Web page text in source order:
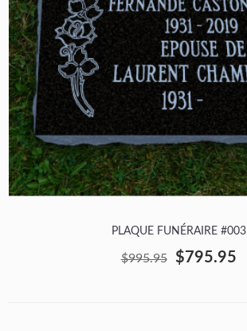
PLAQUE FUNÉRAIRE #003
$995.95 $795.95